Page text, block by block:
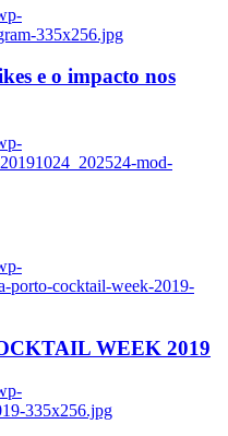
335x256.jpg
e o impacto nos
mod-
porto-cocktail-week-2019-
WEEK 2019
335x256.jpg